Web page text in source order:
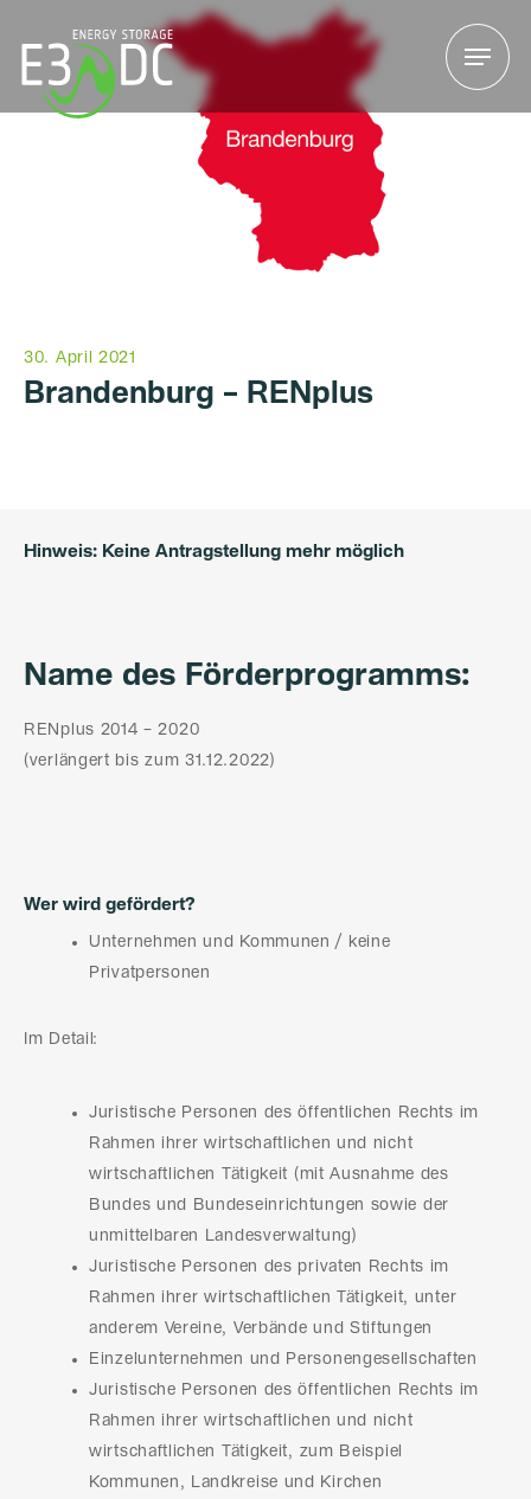
Menu
30. April 2021
Brandenburg – RENplus
Hinweis: Keine Antragstellung mehr möglich
Name des Förderprogramms:
RENplus 2014 – 2020
(verlängert bis zum 31.12.2022)
Wer wird gefördert?
Unternehmen und Kommunen / keine
Privatpersonen
Im Detail:
Juristische Personen des öffentlichen Rechts im
Rahmen ihrer wirtschaftlichen und nicht
wirtschaftlichen Tätigkeit (mit Ausnahme des
Bundes und Bundeseinrichtungen sowie der
unmittelbaren Landesverwaltung)
Juristische Personen des privaten Rechts im
Rahmen ihrer wirtschaftlichen Tätigkeit, unter
anderem Vereine, Verbände und Stiftungen
Einzelunternehmen und Personengesellschaften
Juristische Personen des öffentlichen Rechts im
Rahmen ihrer wirtschaftlichen und nicht
wirtschaftlichen Tätigkeit, zum Beispiel
Kommunen, Landkreise und Kirchen